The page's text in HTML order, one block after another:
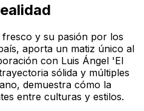
y su pasión por los
aporta un matiz único al
con Luis Ángel 'El
sólida y múltiples
demuestra cómo la
entre culturas y estilos.